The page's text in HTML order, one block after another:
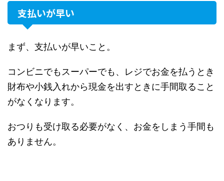
支払いが早い
まず、支払いが早いこと。
コンビニでもスーパーでも、レジでお金を払うとき
財布や小銭入れから現金を出すときに手間取ること
がなくなります。
おつりも受け取る必要がなく、お金をしまう手間も
ありません。